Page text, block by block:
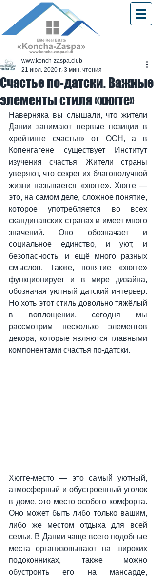
Счастье по-датски. Важные
элементы стиля «хюгге»
www.konch-zaspa.club
21 июл. 2020 г. 3 мин. чтения
Наверняка вы слышали, что жители
Дании занимают первые позиции в
«рейтинге счастья» от ООН, а в
Копенгагене существует Институт
изучения счастья. Жители страны
уверяют, что секрет их благополучной
жизни называется «хюгге». Хюгге —
это, на самом деле, сложное понятие,
которое употребляется во всех
скандинавских странах и имеет много
значений. Оно обозначает и
социальное единство, и уют, и
безопасность, и ещё много разных
смыслов. Также, понятие «хюгге»
функционирует и в мире дизайна,
обозначая уютный датский интерьер.
Но хоть этот стиль довольно тяжёлый
в воплощении, сегодня мы
рассмотрим несколько элементов
декора, которые являются главными
компонентами счастья по-датски.
Хюгге-место — это самый уютный,
атмосферный и обустроенный уголок
в доме, это место особого комфорта.
Оно может быть либо только вашим,
либо же местом отдыха для всей
семьи. В Дании чаще всего подобные
места организовывают на широких
подоконниках, также можно
обустроить его на мансарде,